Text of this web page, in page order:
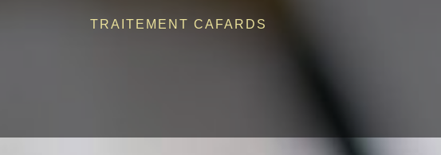
TRAITEMENT CAFARDS